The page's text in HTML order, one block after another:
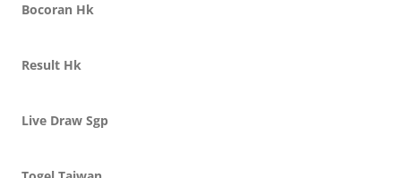
Bocoran Hk
Result Hk
Live Draw Sgp